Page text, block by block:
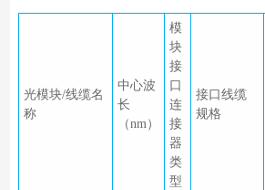
光模块/线缆名
称
中心波
长
（nm）
模
块
接
口
连
接
器
类
型
接口线缆
规格